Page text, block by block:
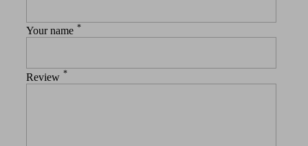
Your name *
Review *